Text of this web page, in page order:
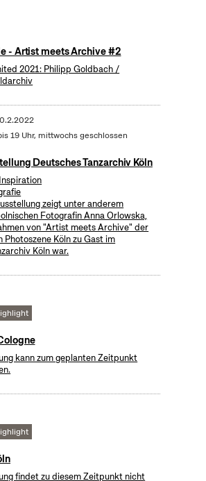
- Artist meets Archive #2
2021: Philipp Goldbach /
19 Uhr, mittwochs geschlossen
Deutsches Tanzarchiv Köln
zeigt unter anderem
Fotografin Anna Orlowska,
von "Artist meets Archive" der
Photoszene Köln zu Gast im
Köln war.
kann zum geplanten Zeitpunkt
findet zu diesem Zeitpunkt nicht